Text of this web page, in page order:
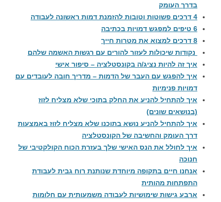
בדרך העומק
4 דרכים פשוטות וטובות להזמנת דמות ראשונה לעבודה
6 טיפים למפגש דמויות בכתיבה
8 דרכים למצוא את מטרות חייך
נקודות שיכולות לעזור להורים עם רגשות האשמה שלהם
איך זה להיות נציג/ה בקונסטלציה – סיפור אישי
איך להפגש עם העבר של הדמות – מדריך חובה לעובדים עם
דמויות פנימיות
איך להתחיל להניע את החלק בתוכי שלא מצליח לזוז
(בנושאים שונים)
איך להתחיל להניע נושא בתוכנו שלא מצליח לזוז באמצעות
דרך העומק והחשיבה של הקונסטלציה
איך לחולל את הנס האישי שלך בעזרת הכוח הקולקטיבי של
חנוכה
אנחנו חיים בתקופה מיוחדת שנותנת רוח גבית לעבודת
התפתחות מהותית
ארבע גישות שימושיות לעבודה משמעותית עם חלומות